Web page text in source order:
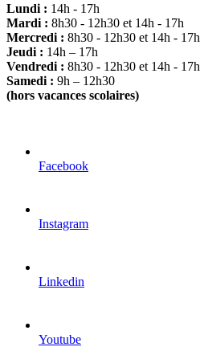
Lundi : 14h - 17h
Mardi : 8h30 - 12h30 et 14h - 17h
Mercredi : 8h30 - 12h30 et 14h - 17h
Jeudi : 14h – 17h
Vendredi : 8h30 - 12h30 et 14h - 17h
Samedi : 9h – 12h30
(hors vacances scolaires)
Facebook
Instagram
Linkedin
Youtube